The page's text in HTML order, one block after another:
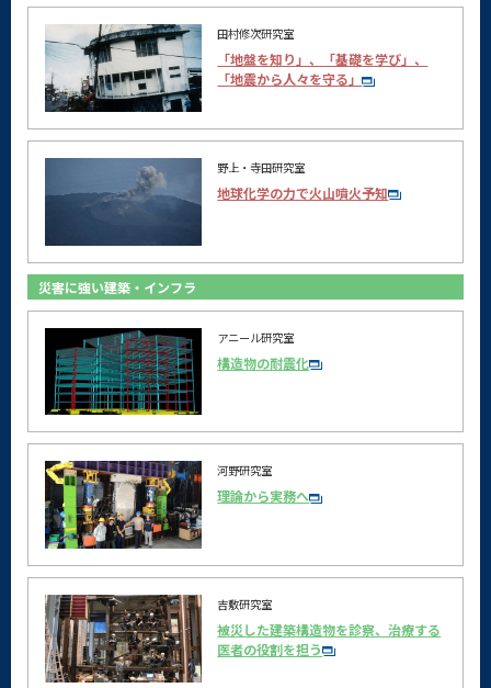
田村修次研究室
「地盤を知り」、「基礎を学び」、
「地震から人々を守る」
野上・寺田研究室
地球化学の力で火山噴火予知
災害に強い建築・インフラ
アニール研究室
構造物の耐震化
河野研究室
理論から実務へ
吉敷研究室
被災した建築構造物を診察、治療する
医者の役割を担う